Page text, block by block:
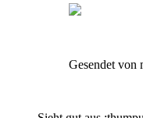
Gesendet von